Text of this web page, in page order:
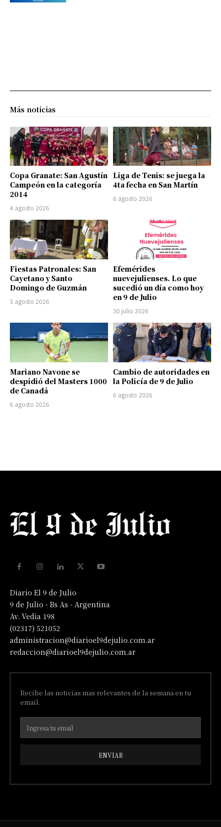
Más noticias
Copa Granate: San Agustín
Campeón en la categoría
2014
4 agosto 2026
Liga de Tenis: se juega la
4ta fecha en San Martín
6 agosto 2026
Fiestas Patronales: San
Cayetano y Santo
Domingo de Guzmán
5 agosto 2026
Efemérides
nuevejulienses. Lo que
sucedió un día como hoy
en 9 de Julio
30 julio 2026
Mariano Navone se
despidió del Masters 1000
de Canadá
6 agosto 2026
Cambio de autoridades en
la Policía de 9 de Julio
6 agosto 2026
Diario El 9 de Julio
9 de Julio - Bs As - Argentina
Av. Vedia 198
(02317) 521052
administracion@diarioel9dejulio.com.ar
redaccion@diarioel9dejulio.com.ar
Recibe las noticias mas relevantes de la semana en tu
email.
ENVIAR